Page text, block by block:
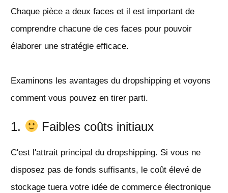
Chaque pièce a deux faces et il est important de
comprendre chacune de ces faces pour pouvoir
élaborer une stratégie efficace.
Examinons les avantages du dropshipping et voyons
comment vous pouvez en tirer parti.
1. Faibles coûts initiaux
C'est l'attrait principal du dropshipping. Si vous ne
disposez pas de fonds suffisants, le coût élevé de
stockage tuera votre idée de commerce électronique